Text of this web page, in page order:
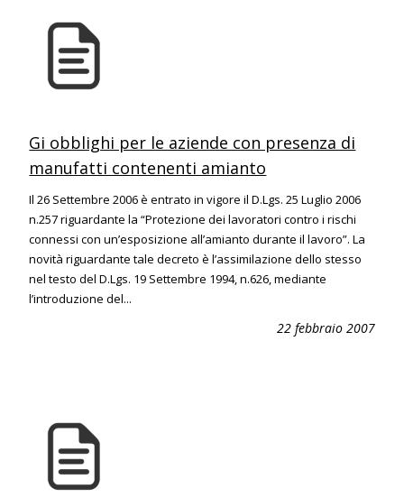
Gi obblighi per le aziende con presenza di
manufatti contenenti amianto
Il 26 Settembre 2006 è entrato in vigore il D.Lgs. 25 Luglio 2006
n.257 riguardante la “Protezione dei lavoratori contro i rischi
connessi con un’esposizione all’amianto durante il lavoro”. La
novità riguardante tale decreto è l’assimilazione dello stesso
nel testo del D.Lgs. 19 Settembre 1994, n.626, mediante
l’introduzione del...
22 febbraio 2007